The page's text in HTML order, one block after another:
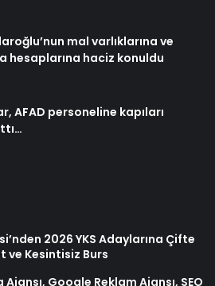
mal varlıklarına ve
hesaplarına haciz konuldu
AFAD personeline kapıları
2026 YKS Adaylarına Çifte
ve Kesintisiz Burs
Google Reklam Ajansı, SEO